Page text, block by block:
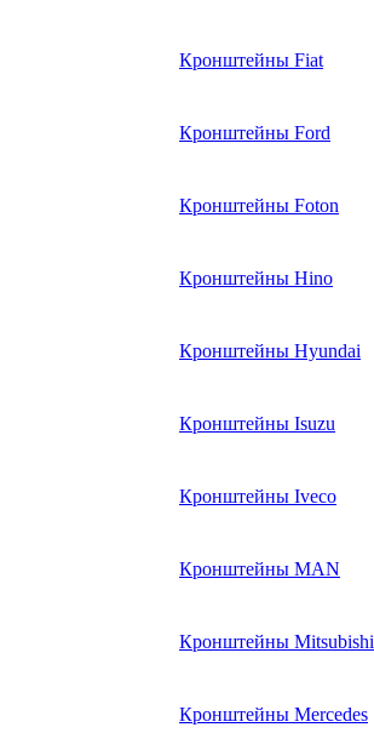
Кронштейны Fiat
Кронштейны Ford
Кронштейны Foton
Кронштейны Hino
Кронштейны Hyundai
Кронштейны Isuzu
Кронштейны Iveco
Кронштейны MAN
Кронштейны Mitsubishi
Кронштейны Mеrcedes